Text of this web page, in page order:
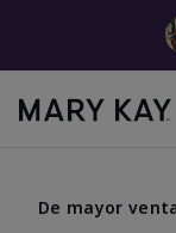
De mayor